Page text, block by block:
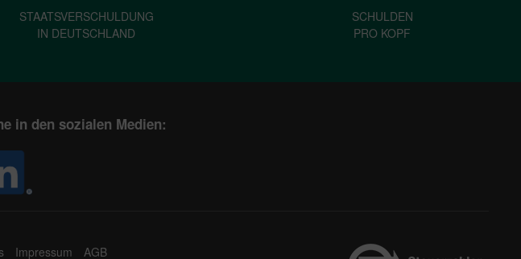
STAATSVERSCHULDUNG
IN DEUTSCHLAND
SCHULDEN
PRO KOPF
in den sozialen Medien:
Impressum AGB